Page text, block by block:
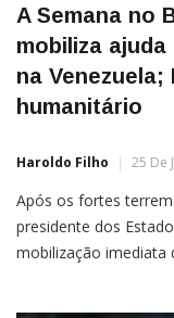
A Semana no
mobiliza
na
humanitário
Haroldo Filho 25 De
Após os fortes
presidente dos
mobilização imediata